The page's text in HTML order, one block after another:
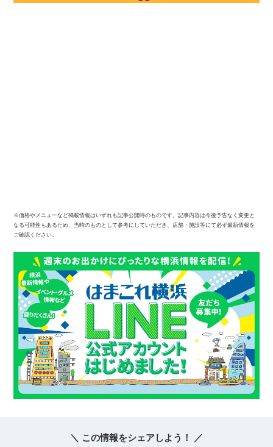
※価格やメニューなど掲載情報はいずれも記事公開時のものです。記事内容は今後予告なく変更と
なる可能性もあるため、当時のものとして参考にしていただき、店舗・施設等にて必ず最新情報を
ご確認ください。
＼ この情報をシェアしよう！ ／
ランキング
ブログ記事
サイトについて